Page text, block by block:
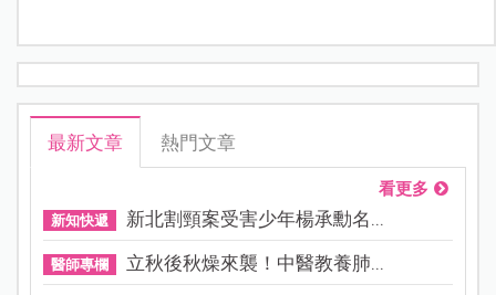
最新文章 熱門文章
看更多
新知快遞 新北割頸案受害少年楊承勳名...
醫師專欄 立秋後秋燥來襲！中醫教養肺...